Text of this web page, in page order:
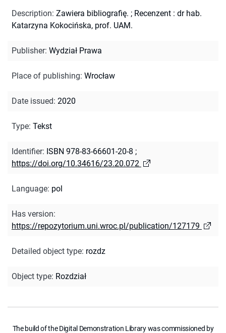
Description: Zawiera bibliografię. ; Recenzent : dr hab.
Katarzyna Kokocińska, prof. UAM.
Publisher: Wydział Prawa
Place of publishing: Wrocław
Date issued: 2020
Type: Tekst
Identifier: ISBN 978-83-66601-20-8 ;
https://doi.org/10.34616/23.20.072
Language: pol
Has version:
https://repozytorium.uni.wroc.pl/publication/127179
Detailed object type: rozdz
Object type: Rozdział
The build of the Digital Demonstration Library was commissioned by